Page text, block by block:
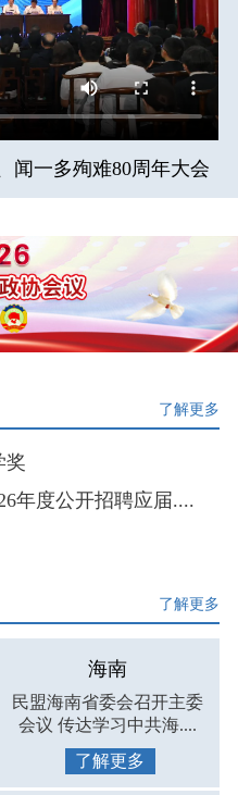
闻一多殉难80周年大会
了解更多
奖
年度公开招聘应届....
了解更多
海南
民盟海南省委会召开主委
会议 传达学习中共海....
了解更多